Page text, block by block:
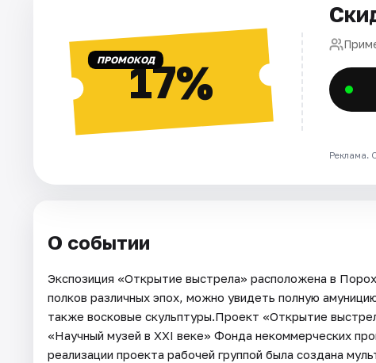
ПРОМОКОД17%
Реклама.
О событии
Экспозиция «Открытие выстрела» расположена в
полков различных эпох, можно увидеть полную
также восковые скульптуры.Проект «Открытие
«Научный музей в XXI веке» Фонда некоммерческих
реализации проекта рабочей группой была создана